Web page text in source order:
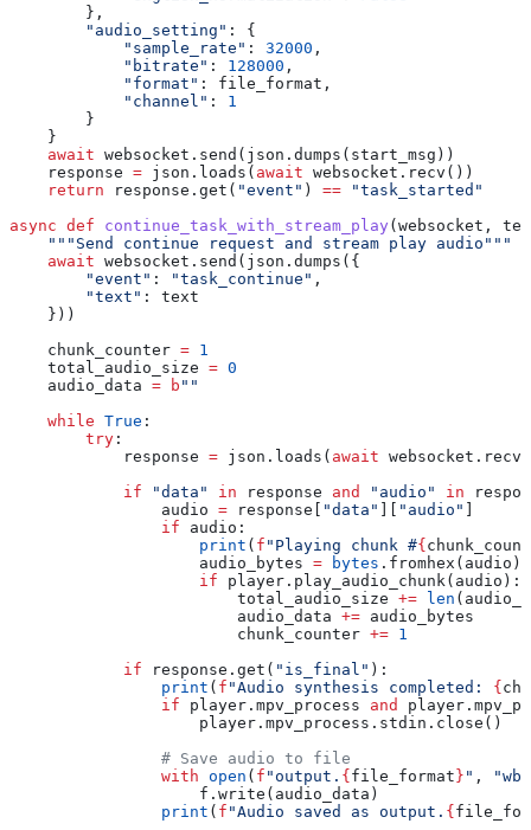
        },
        "audio_setting"
: {
            "sample_rate"
: 32000 ,
            "bitrate"
: 128000 ,
            "format"
: file_format,
            "channel"
: 1
        }
    }
    await
websocket.send(json.dumps(start_msg))
    response
= json.loads( await websocket.recv())
    return
response.get( "event" ) == "task_started"
async def continue_task_with_stream_play ( websocket ,
    """Send continue request and stream play audio"""
    await
websocket.send(json.dumps({
        "event"
: "task_continue" ,
        "text"
: text
    }))
    chunk_counter
= 1
    total_audio_size
= 0
    audio_data
= b ""
    while
True :
        try
:
            response
= json.loads( await
            if
"data" in response and "audio" in
                audio
= response[ "data" "audio"
                if
audio:
                    print
( f "Playing chunk #{
                    audio_bytes
= bytes .fromhex(audio)
                    if
player.play_audio_chunk(audio):
                        total_audio_size
+= len
                        audio_data
+= audio_bytes
                        chunk_counter
+= 1
            if
response.get( "is_final" ):
                print
( f "Audio synthesis completed: {
                if
player.mpv_process and
                    player.mpv_process.stdin.close()
                # Save audio to file
                with
open ( f "output. { file_format } " ,
"wb"
                    f.write(audio_data)
                print
( f "Audio saved as output. {